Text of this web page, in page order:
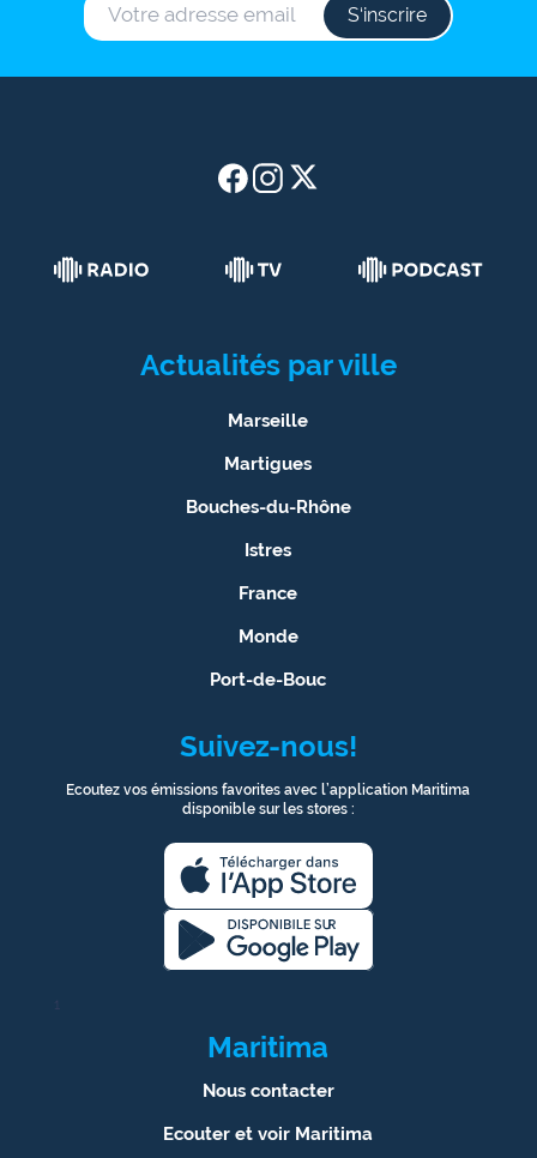
S‘inscrire
Actualités par ville
Marseille
Martigues
Bouches-du-Rhône
Istres
France
Monde
Port-de-Bouc
Suivez-nous!
Ecoutez vos émissions favorites avec l’application Maritima
disponible sur les stores :
1
Maritima
Nous contacter
Ecouter et voir Maritima